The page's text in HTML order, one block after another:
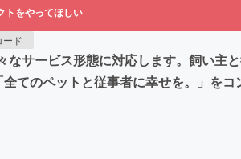
トをやってほしい
ード
サービス形態に対応します。飼い主
てのペットと従事者に幸せを。」をコ